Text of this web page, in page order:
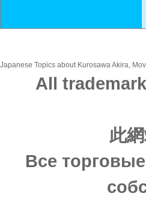
Japanese Topics about Kurosawa Akira,
All
此
Все